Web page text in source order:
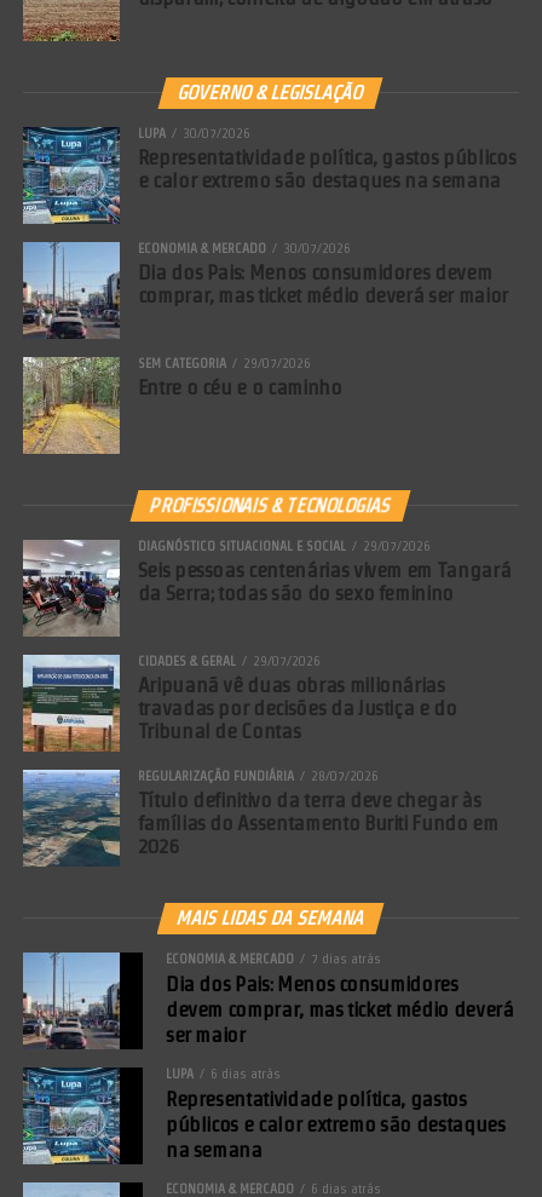
GOVERNO & LEGISLAÇÃO
LUPA 30/07/2026
Representatividade política, gastos públicos
e calor extremo são destaques na semana
ECONOMIA & MERCADO 30/07/2026
Dia dos Pais: Menos consumidores devem
comprar, mas ticket médio deverá ser maior
SEM CATEGORIA 29/07/2026
Entre o céu e o caminho
PROFISSIONAIS & TECNOLOGIAS
DIAGNÓSTICO SITUACIONAL E SOCIAL 29/07/2026
Seis pessoas centenárias vivem em Tangará
da Serra; todas são do sexo feminino
CIDADES & GERAL 29/07/2026
Aripuanã vê duas obras milionárias
travadas por decisões da Justiça e do
Tribunal de Contas
REGULARIZAÇÃO FUNDIÁRIA 28/07/2026
Título definitivo da terra deve chegar às
famílias do Assentamento Buriti Fundo em
2026
MAIS LIDAS DA SEMANA
ECONOMIA & MERCADO 7 dias atrás
Dia dos Pais: Menos consumidores
devem comprar, mas ticket médio deverá
ser maior
LUPA 6 dias atrás
Representatividade política, gastos
públicos e calor extremo são destaques
na semana
ECONOMIA & MERCADO 6 dias atrás